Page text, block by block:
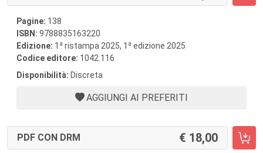
Pagine: 138
ISBN: 9788835163220
Edizione: 1 a ristampa 2025, 1 a edizione 2025
Codice editore: 1042.116
Disponibilità: Discreta
AGGIUNGI AI PREFERITI
PDF CON DRM 18,00